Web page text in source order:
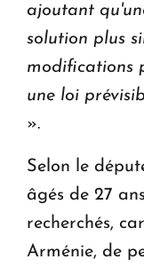
ajoutant
solution plus
modifications
une loi
».
Selon le
âgés de 27
recherchés,
Arménie, de